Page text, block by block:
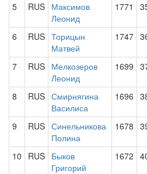
5 RUS Максимов
Леонид
1771
6 RUS Торицын
Матвей
1747
7 RUS Мелкозеров
Леонид
1699
8 RUS Смирнягина
Василиса
1696
9 RUS Синельникова
Полина
1678
10 RUS Быков
Григорий
1672